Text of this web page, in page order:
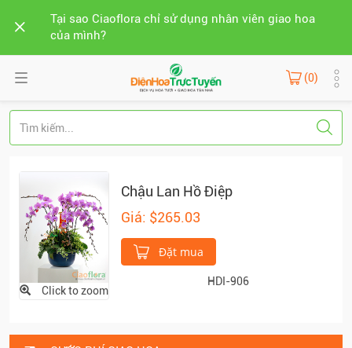
Tại sao Ciaoflora chỉ sử dụng nhân viên giao hoa
của mình?
(0)
Click to zoom
Chậu Lan Hồ Điệp
Giá: $265.03
Đặt mua
HDI-906